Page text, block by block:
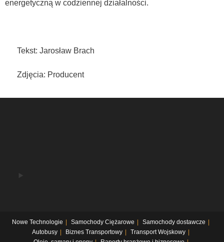
energetyczną w codziennej działalności.
Tekst: Jarosław Brach
Zdjęcia: Producent
Nowe Technologie Samochody Ciężarowe
Samochody dostawcze
Autobusy
Biznes Transportowy
Transport Wojskowy